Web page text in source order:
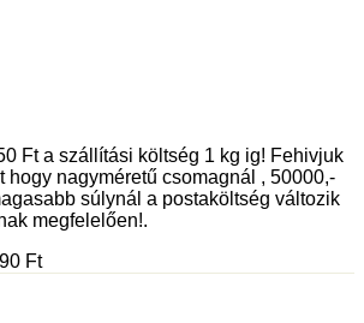
Ft a szállítási költség 1 kg ig! Fehivjuk
hogy nagyméretű csomagnál , 50000,-
súlynál a postaköltség változik
megfelelően!.
Ft